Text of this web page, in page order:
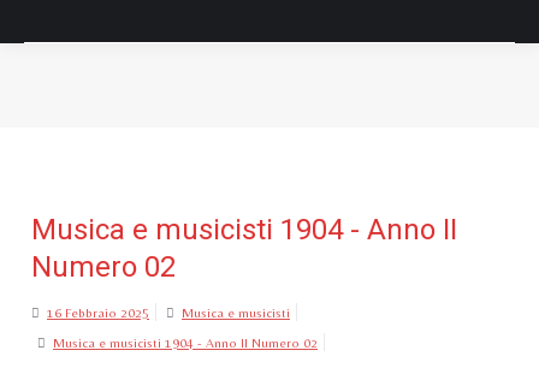
Musica e musicisti 1904 - Anno II
Numero 02
16 Febbraio 2025 Musica e musicisti
Musica e musicisti 1904 - Anno II Numero 02